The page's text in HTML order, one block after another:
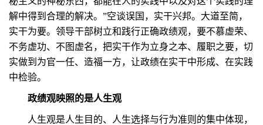
解中得到合理的解决。”空谈误国，实干兴邦。大道至简，
实干为要。领导干部树立和践行正确政绩观，要不慕虚荣、
不务虚功、不图虚名，把实干作为立身之本、履职之要，切
实做到为官一任、造福一方，让政绩在实干中形成、在实践
中检验。
政绩观映照的是人生观
人生观是人生目的、人生选择与行为准则的集中体现，